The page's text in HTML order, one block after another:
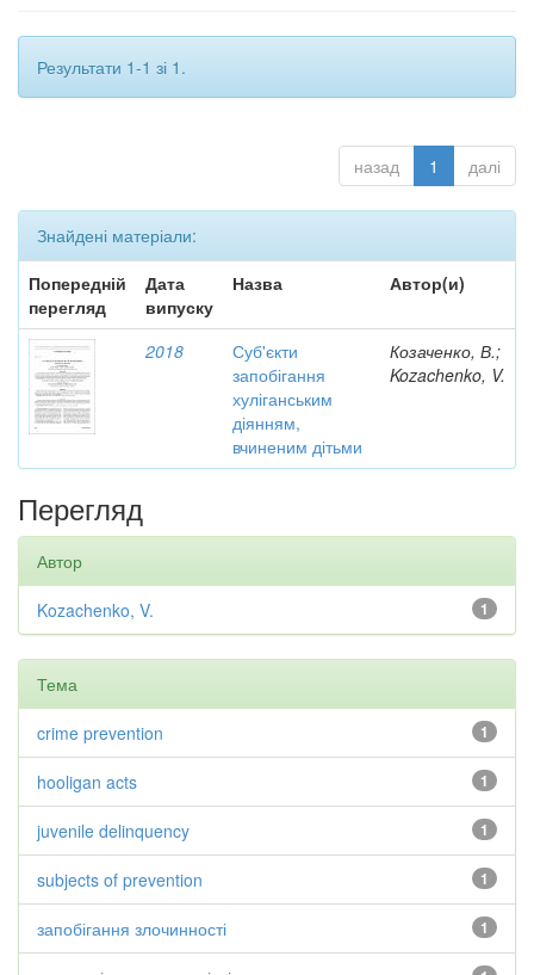
Результати 1-1 зі 1.
назад 1 далі
Знайдені матеріали:
Попередній
перегляд
Дата
випуску
Назва Автор(и)
2018
Суб'єкти
запобігання
хуліганським
діянням,
вчиненим дітьми
Козаченко, В.;
Kozachenko, V.
Перегляд
Автор
1
Kozachenko, V.
Тема
1
crime prevention
1
hooligan acts
1
juvenile delinquency
1
subjects of prevention
1
запобігання злочинності